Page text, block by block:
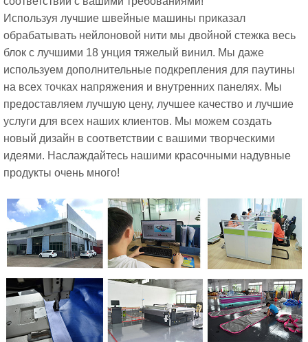
Используя лучшие швейные машины приказал
обрабатывать нейлоновой нити мы двойной стежка весь
блок с лучшими 18 унция тяжелый винил. Мы даже
используем дополнительные подкрепления для паутины
на всех точках напряжения и внутренних панелях. Мы
предоставляем лучшую цену, лучшее качество и лучшие
услуги для всех наших клиентов. Мы можем создать
новый дизайн в соответствии с вашими творческими
идеями. Наслаждайтесь нашими красочными надувные
продукты очень много!